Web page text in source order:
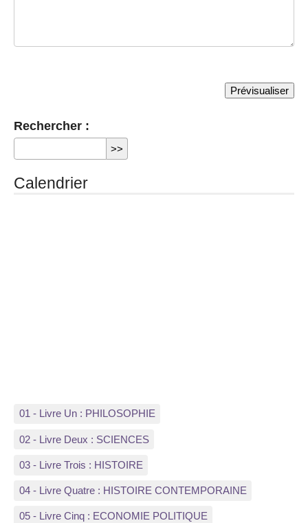
Rechercher :
Calendrier
01 - Livre Un : PHILOSOPHIE
02 - Livre Deux : SCIENCES
03 - Livre Trois : HISTOIRE
04 - Livre Quatre : HISTOIRE CONTEMPORAINE
05 - Livre Cinq : ECONOMIE POLITIQUE